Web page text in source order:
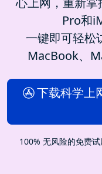
Pro和
一键即可轻松
MacBook、
下载科学上
100% 无风险的免费